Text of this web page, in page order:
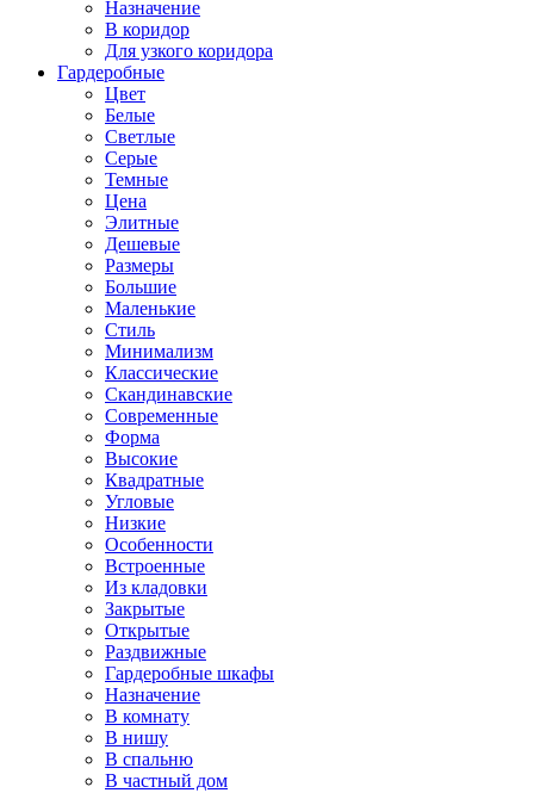
Назначение
В коридор
Для узкого коридора
Гардеробные
Цвет
Белые
Светлые
Серые
Темные
Цена
Элитные
Дешевые
Размеры
Большие
Маленькие
Стиль
Минимализм
Классические
Скандинавские
Современные
Форма
Высокие
Квадратные
Угловые
Низкие
Особенности
Встроенные
Из кладовки
Закрытые
Открытые
Раздвижные
Гардеробные шкафы
Назначение
В комнату
В нишу
В спальню
В частный дом